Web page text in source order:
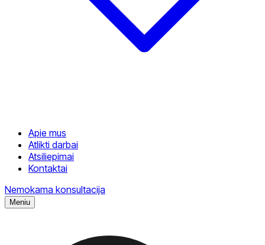
Apie mus
Atlikti darbai
Atsiliepimai
Kontaktai
Nemokama konsultacija
Meniu